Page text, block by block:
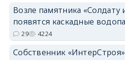
Возле памятника «Солдату
появятся каскадные
29 4224
Собственник